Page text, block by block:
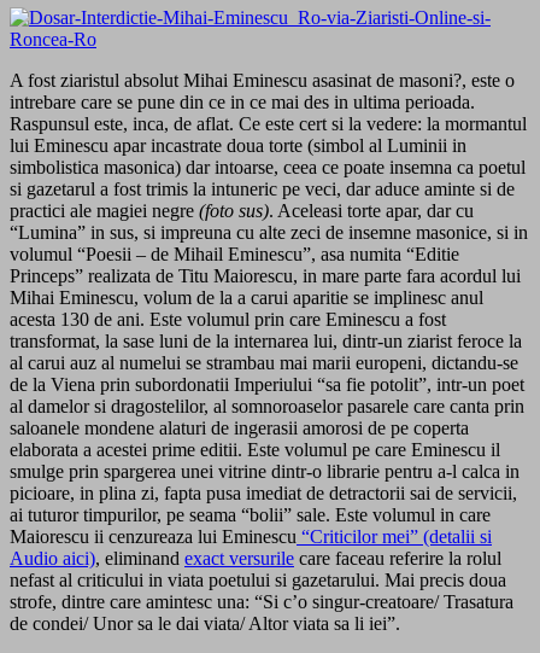
A fost ziaristul absolut Mihai Eminescu asasinat de masoni?, este o
intrebare care se pune din ce in ce mai des in ultima perioada.
Raspunsul este, inca, de aflat. Ce este cert si la vedere: la mormantul
lui Eminescu apar incastrate doua torte (simbol al Luminii in
simbolistica masonica) dar intoarse, ceea ce poate insemna ca poetul
si gazetarul a fost trimis la intuneric pe veci, dar aduce aminte si de
practici ale magiei negre (foto sus). Aceleasi torte apar, dar cu
“Lumina” in sus, si impreuna cu alte zeci de insemne masonice, si in
volumul “Poesii – de Mihail Eminescu”, asa numita “Editie
Princeps” realizata de Titu Maiorescu, in mare parte fara acordul lui
Mihai Eminescu, volum de la a carui aparitie se implinesc anul
acesta 130 de ani. Este volumul prin care Eminescu a fost
transformat, la sase luni de la internarea lui, dintr-un ziarist feroce la
al carui auz al numelui se strambau mai marii europeni, dictandu-se
de la Viena prin subordonatii Imperiului “sa fie potolit”, intr-un poet
al damelor si dragostelilor, al somnoroaselor pasarele care canta prin
saloanele mondene alaturi de ingerasii amorosi de pe coperta
elaborata a acestei prime editii. Este volumul pe care Eminescu il
smulge prin spargerea unei vitrine dintr-o librarie pentru a-l calca in
picioare, in plina zi, fapta pusa imediat de detractorii sai de servicii,
ai tuturor timpurilor, pe seama “bolii” sale. Este volumul in care
Maiorescu ii cenzureaza lui Eminescu “Criticilor mei” (detalii si
Audio aici), eliminand exact versurile care faceau referire la rolul
nefast al criticului in viata poetului si gazetarului. Mai precis doua
strofe, dintre care amintesc una: “Si c’o singur-creatoare/ Trasatura
de condei/ Unor sa le dai viata/ Altor viata sa li iei”.